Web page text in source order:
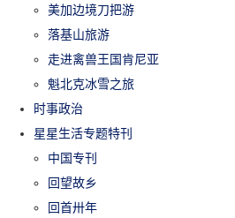
美加边境刀把游
落基山旅游
走进禽兽王国肯尼亚
魁北克冰雪之旅
时事政治
星星生活专题特刊
中国专刊
回望故乡
回首卅年